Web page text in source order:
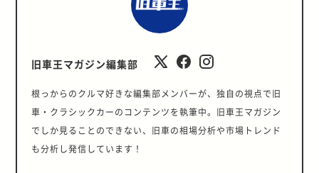
旧車王マガジン編集部
根っからのクルマ好きな編集部メンバーが、独自の視点で旧
車・クラシックカーのコンテンツを執筆中。旧車王マガジン
でしか見ることのできない、旧車の相場分析や市場トレンド
も分析し発信しています！